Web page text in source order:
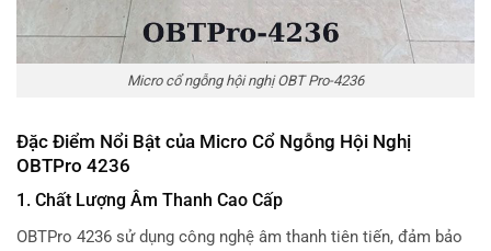
Micro cổ ngỗng hội nghị OBT Pro-4236
Đặc Điểm Nổi Bật của Micro Cổ Ngỗng Hội Nghị
OBTPro 4236
1. Chất Lượng Âm Thanh Cao Cấp
OBTPro 4236 sử dụng công nghệ âm thanh tiên tiến, đảm bảo